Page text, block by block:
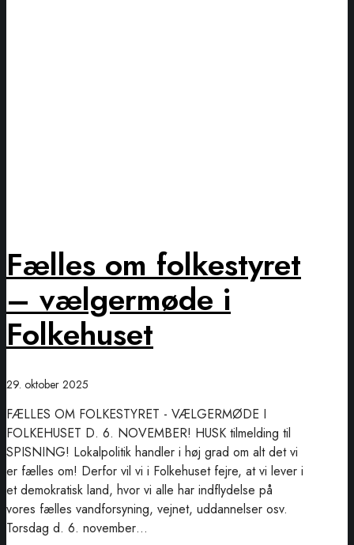
Fælles om folkestyret
– vælgermøde i
Folkehuset
29. oktober 2025
FÆLLES OM FOLKESTYRET - VÆLGERMØDE I
FOLKEHUSET D. 6. NOVEMBER! HUSK tilmelding til
SPISNING! Lokalpolitik handler i høj grad om alt det vi
er fælles om! Derfor vil vi i Folkehuset fejre, at vi lever i
et demokratisk land, hvor vi alle har indflydelse på
vores fælles vandforsyning, vejnet, uddannelser osv.
Torsdag d. 6. november…